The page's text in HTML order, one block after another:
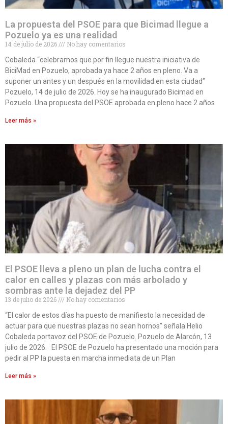
La propuesta del PSOE para que Bicimad llegue a
Pozuelo ya es una realidad
14 de julio de 2026
No hay comentarios
Cobaleda “celebramos que por fin llegue nuestra iniciativa de
BiciMad en Pozuelo, aprobada ya hace 2 años en pleno. Va a
suponer un antes y un después en la movilidad en esta ciudad”
Pozuelo, 14 de julio de 2026. Hoy se ha inaugurado Bicimad en
Pozuelo. Una propuesta del PSOE aprobada en pleno hace 2 años
Leer más »
El PSOE lleva a pleno un plan de lucha contra el
calor en calles y plazas con más arbolado y
sombras ante la dejadez del PP
13 de julio de 2026
No hay comentarios
“El calor de estos días ha puesto de manifiesto la necesidad de
actuar para que nuestras plazas no sean hornos” señala Helio
Cobaleda portavoz del PSOE de Pozuelo. Pozuelo de Alarcón, 13
julio de 2026. El PSOE de Pozuelo ha presentado una moción para
pedir al PP la puesta en marcha inmediata de un Plan
Leer más »